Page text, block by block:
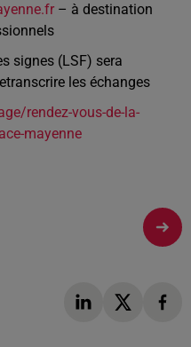
– à destination
signes (LSF) sera
les échanges
rendez-vous-de-la-
mayenne